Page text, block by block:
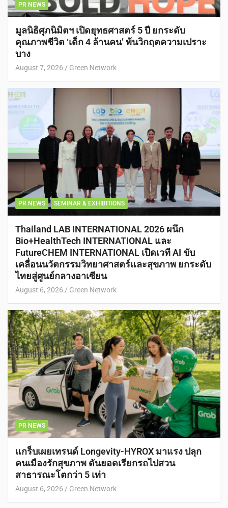
PR NEWS
มูลนิธิศุภนิมิตฯ เปิดยุทธศาสตร์ 5 ปี ยกระดับ
คุณภาพชีวิต ‘เด็ก 4 ล้านคน’ พ้นวิกฤตความเปราะ
บาง
August 7, 2026 Green Network
PR NEWS SEMINAR & EXHIBITIONS
Thailand LAB INTERNATIONAL 2026 ผนึก
Bio+HealthTech INTERNATIONAL และ
FutureCHEM INTERNATIONAL เปิดเวที AI ขับ
เคลื่อนนวัตกรรมวิทยาศาสตร์และสุขภาพ ยกระดับ
ไทยสู่ศูนย์กลางอาเซียน
August 6, 2026 Green Network
PR NEWS
แกร็บเผยเทรนด์ Longevity-HYROX มาแรง ปลุก
คนเมืองรักสุขภาพ ดันยอดเรียกรถไปสวน
สาธารณะโตกว่า 5 เท่า
August 6, 2026 Green Network